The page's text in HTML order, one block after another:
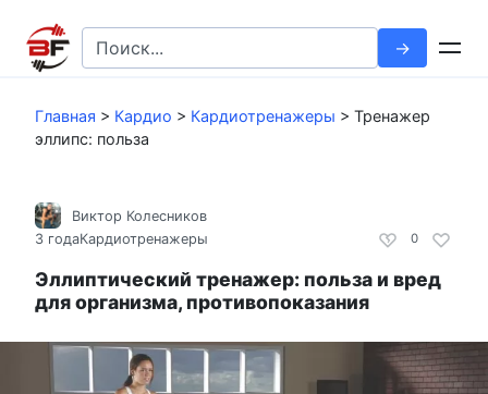
контенту
Search
for:
Главная > Кардио > Кардиотренажеры > Тренажер
эллипс: польза
0
Виктор Колесников
3 годаКардиотренажеры
Эллиптический тренажер: польза и вред
для организма, противопоказания